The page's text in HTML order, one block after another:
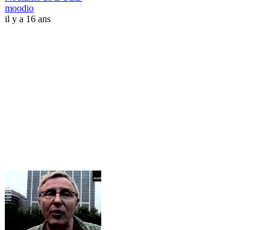
moodio
il y a 16 ans